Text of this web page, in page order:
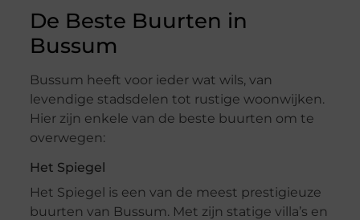
De Beste Buurten in
Bussum
Bussum heeft voor ieder wat wils, van
levendige stadsdelen tot rustige woonwijken.
Hier zijn enkele van de beste buurten om te
overwegen:
Het Spiegel
Het Spiegel is een van de meest prestigieuze
buurten van Bussum. Met zijn statige villa’s en